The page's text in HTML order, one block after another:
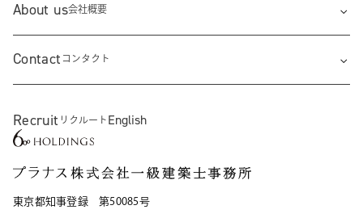
About us会社概要
Contact コンタクト
Recruit リクルート English
東京都知事登録 第50085号